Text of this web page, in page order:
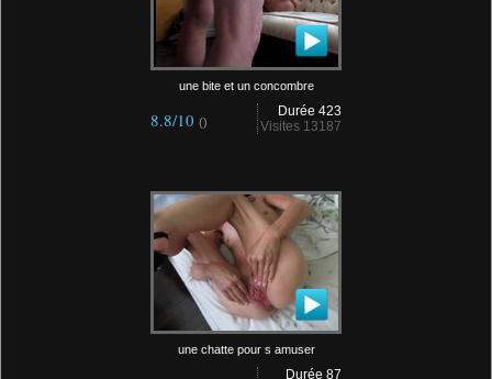
une bite et un concombre
Durée 423
Visites 13187
8.8/10 ()
une chatte pour s amuser
Durée 87